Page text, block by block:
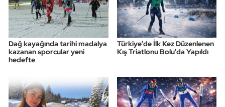
Dağ kayağında tarihi madalya
kazanan sporcular yeni
hedefte
Türkiye’de İlk Kez Düzenlenen
Kış Triatlonu Bolu’da Yapıldı